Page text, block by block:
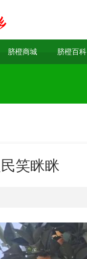
脐橙商城 脐橙百科
笑眯眯